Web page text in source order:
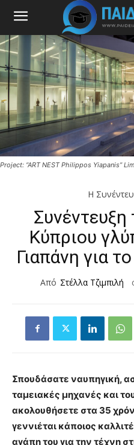
Project: “ART NEST Philippos Yiapanis”
Η
Κύπριου
Γιαπάνη για
Από Στέλλα Τζιμπιλή
Σπουδάσατε ναυπηγική,
ταμειακές μηχανές και
ακολουθήσετε στα 35
γεννιέται κάποιος
αγάπη του για την τέχνη